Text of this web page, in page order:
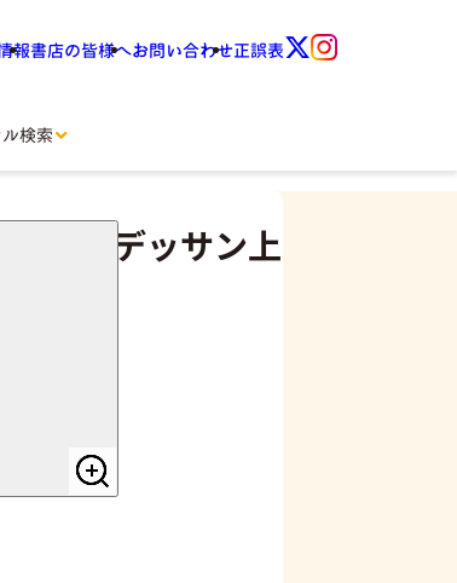
報書店の皆様へお問い合わせ正誤表
検索
ャラデッサン上